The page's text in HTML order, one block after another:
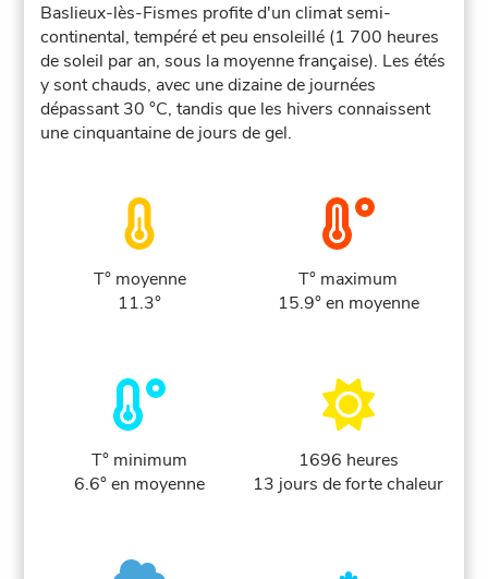
Baslieux-lès-Fismes profite d'un climat semi-
continental, tempéré et peu ensoleillé (1 700 heures
de soleil par an, sous la moyenne française). Les étés
y sont chauds, avec une dizaine de journées
dépassant 30 °C, tandis que les hivers connaissent
une cinquantaine de jours de gel.
T° moyenne
11.3°
T° maximum
15.9° en moyenne
T° minimum
6.6° en moyenne
1696 heures
13 jours de forte chaleur